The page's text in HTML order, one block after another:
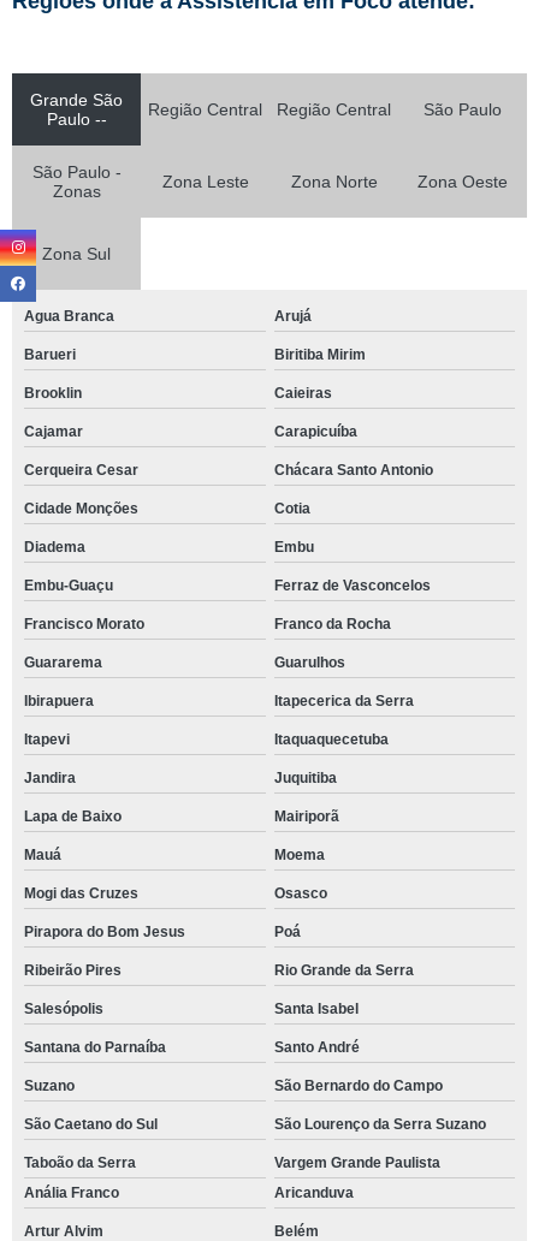
Grande São
Paulo --
Região Central Região Central São Paulo
São Paulo -
Zonas
Zona Leste Zona Norte Zona Oeste
Zona Sul
Agua Branca Arujá
Barueri Biritiba Mirim
Brooklin Caieiras
Cajamar Carapicuíba
Cerqueira Cesar Chácara Santo Antonio
Cidade Monções Cotia
Diadema Embu
Embu-Guaçu Ferraz de Vasconcelos
Francisco Morato Franco da Rocha
Guararema Guarulhos
Ibirapuera Itapecerica da Serra
Itapevi Itaquaquecetuba
Jandira Juquitiba
Lapa de Baixo Mairiporã
Mauá Moema
Mogi das Cruzes Osasco
Pirapora do Bom Jesus Poá
Ribeirão Pires Rio Grande da Serra
Salesópolis Santa Isabel
Santana do Parnaíba Santo André
Suzano São Bernardo do Campo
São Caetano do Sul São Lourenço da Serra Suzano
Taboão da Serra
Vargem Grande Paulista
Anália Franco
Aricanduva
Artur Alvim Belém